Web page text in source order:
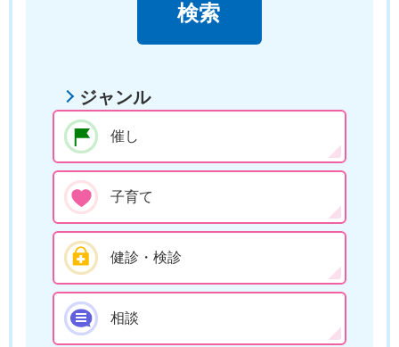
ジャンル
催し
子育て
健診・検診
相談